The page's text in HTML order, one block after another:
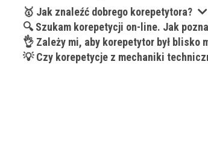
🥇 Jak znaleźć dobrego korepetytora?
🔍 Szukam korepetycji on-line. Jak
👌 Zależy mi, aby korepetytor był blisko
💡 Czy korepetycje z mechaniki